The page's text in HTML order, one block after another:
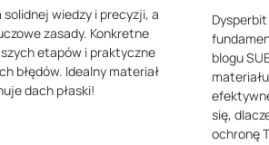
wiedzy i precyzji, a
zasady. Konkretne
etapów i praktyczne
błędów. Idealny materiał
dach płaski!
blogu
się,
ochronę